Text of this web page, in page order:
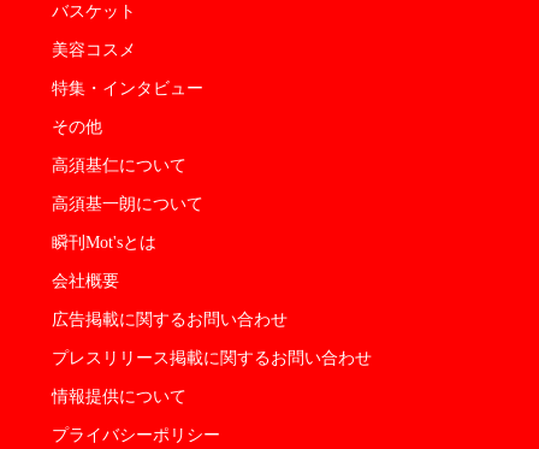
バスケット
美容コスメ
特集・インタビュー
その他
高須基仁について
高須基一朗について
瞬刊Mot'sとは
会社概要
広告掲載に関するお問い合わせ
プレスリリース掲載に関するお問い合わせ
情報提供について
プライバシーポリシー